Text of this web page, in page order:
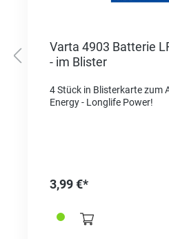
Varta 4903 Batterie
- im Blister
4 Stück in Blisterkarte zum
Energy - Longlife Power!
3,99 €*